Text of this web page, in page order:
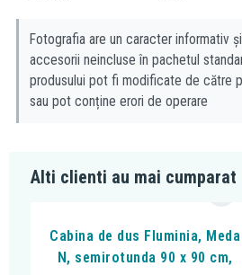
Fotografia are un caracter informativ
accesorii neincluse în pachetul
produsului pot fi modificate de către
sau pot conține erori de operare
Alti clienti au mai cumparat
Cabina de dus Fluminia, Meda
N, semirotunda 90 x 90 cm,